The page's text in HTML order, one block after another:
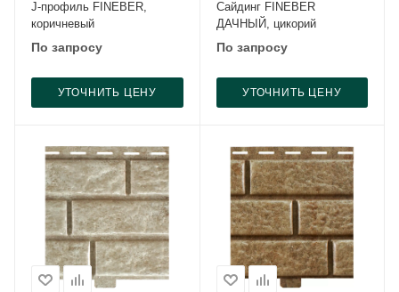
J-профиль FINEBER,
коричневый
По запросу
УТОЧНИТЬ ЦЕНУ
Сайдинг FINEBER
ДАЧНЫЙ, цикорий
По запросу
УТОЧНИТЬ ЦЕНУ